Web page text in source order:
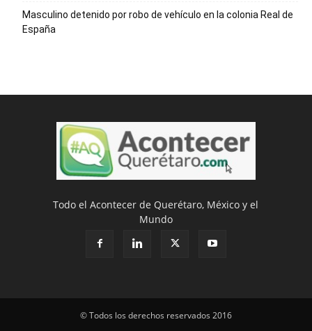
Masculino detenido por robo de vehículo en la colonia Real de
España
Todo el Acontecer de Querétaro, México y el
Mundo
© Todos los derechos reservados 2016